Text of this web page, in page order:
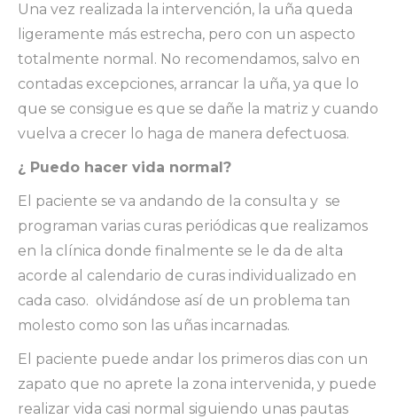
Una vez realizada la intervención, la uña queda
ligeramente más estrecha, pero con un aspecto
totalmente normal. No recomendamos, salvo en
contadas excepciones, arrancar la uña, ya que lo
que se consigue es que se dañe la matriz y cuando
vuelva a crecer lo haga de manera defectuosa.
¿ Puedo hacer vida normal?
El paciente se va andando de la consulta y se
programan varias curas periódicas que realizamos
en la clínica donde finalmente se le da de alta
acorde al calendario de curas individualizado en
cada caso. olvidándose así de un problema tan
molesto como son las uñas incarnadas.
El paciente puede andar los primeros dias con un
zapato que no aprete la zona intervenida, y puede
realizar vida casi normal siguiendo unas pautas